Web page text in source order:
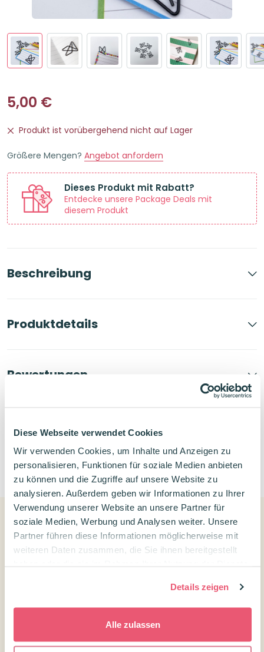
Diese Webseite verwendet Cookies
Wir verwenden Cookies, um Inhalte und Anzeigen zu
personalisieren, Funktionen für soziale Medien anbieten
zu können und die Zugriffe auf unsere Website zu
analysieren. Außerdem geben wir Informationen zu Ihrer
Verwendung unserer Website an unsere Partner für
soziale Medien, Werbung und Analysen weiter. Unsere
Partner führen diese Informationen möglicherweise mit
weiteren Daten zusammen, die Sie ihnen bereitgestellt
Details zeigen
Alle zulassen
5,00 €
Produkt ist vorübergehend nicht auf Lager
Größere Mengen? Angebot anfordern
Dieses Produkt mit Rabatt?
Entdecke unsere Package Deals mit
diesem Produkt
Beschreibung
Produktdetails
Bewertungen
Kundenservice
Über uns